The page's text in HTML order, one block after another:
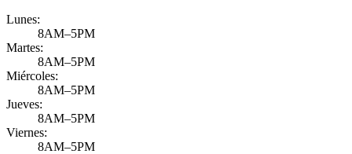
Lunes:
8AM–5PM
Martes:
8AM–5PM
Miércoles:
8AM–5PM
Jueves:
8AM–5PM
Viernes:
8AM–5PM